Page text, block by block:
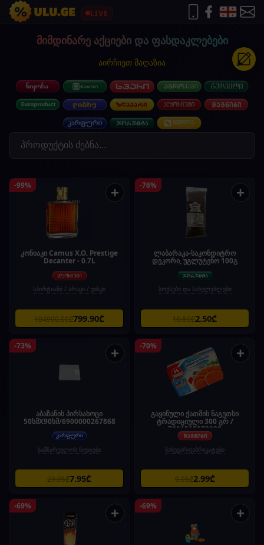
LIVE
მიმდინარე აქციები და ფასდაკლებები
აირჩიეთ მაღაზია
-99% +
კონიაკი Camus X.O. Prestige
Decanter - 0.7L
სპირტიანი / არაყი / ვისკი
104990.00₾799.90₾
-76% +
ლაბარაკა-საკონდიტრო
დეკორი, უგლუტენო 100გ
სოუსები და სანელებლები
10.50₾2.50₾
-73% +
აბაზანის პირსახოცი
50სმX90სმ/6900000267868
სამზარეულოს ნივთები
29.95₾7.95₾
-70% +
გაყინული ქათმის ნაგეთსი
ტრადიციული 300 გრ /
7891515973032
ნახევარფაბრიკატები
9.95₾2.99₾
-69% + -69% +